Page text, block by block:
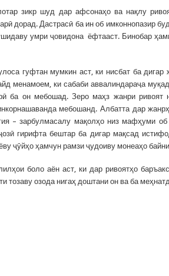
зикр шуд дар афсонаҳо ва нақлу
дорад. Дастрасӣ ба ин об имконнопазир
умри ҷовидона ёфтааст. Бинобар
гуфтан мумкин аст, ки нисбат ба
менамоем, ки сабаби аввалиндараҷа
ба он мебошад. Зеро маҳз жанри ривоят
мебошанд. Албатта дар
– зарбулмасалу мақолҳо низ мафҳуми
гирифта бештар ба дигар мақсад
ҷӯйҳо ҳамчун рамзи ҷудоиву монеаҳо
боло аён аст, ки дар ривоятҳо
тозаву озода нигаҳ доштани он ва ба